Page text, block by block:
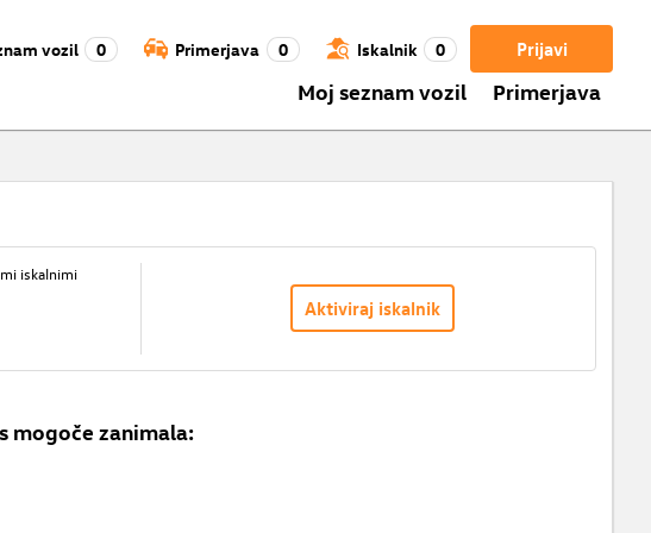
Prijavi
vozil 0 Primerjava 0 Iskalnik 0
Moj seznam vozil Primerjava
iskalnimi
Aktiviraj iskalnik
mogoče zanimala: